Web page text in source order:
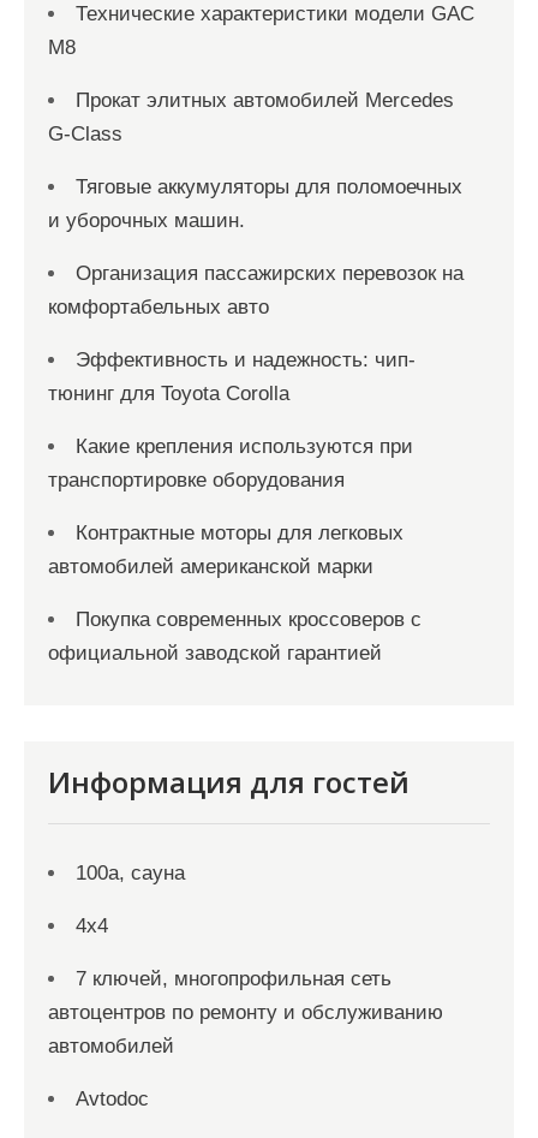
Технические характеристики модели GAC
M8
Прокат элитных автомобилей Mercedes
G-Class
Тяговые аккумуляторы для поломоечных
и уборочных машин.
Организация пассажирских перевозок на
комфортабельных авто
Эффективность и надежность: чип-
тюнинг для Toyota Corolla
Какие крепления используются при
транспортировке оборудования
Контрактные моторы для легковых
автомобилей американской марки
Покупка современных кроссоверов с
официальной заводской гарантией
Информация для гостей
100а, сауна
4х4
7 ключей, многопрофильная сеть
автоцентров по ремонту и обслуживанию
автомобилей
Avtodoc